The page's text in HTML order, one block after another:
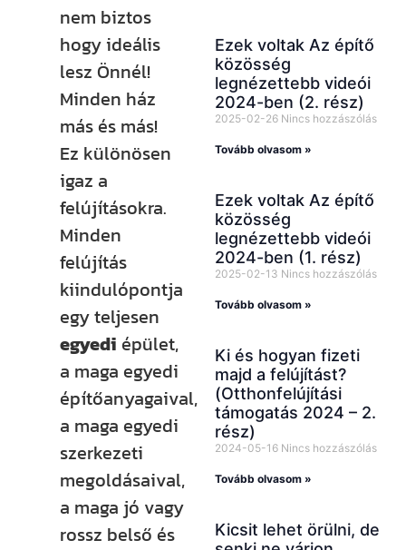
nem biztos
hogy ideális
lesz Önnél!
Minden ház
más és más!
Ez különösen
igaz a
felújításokra.
Minden
felújítás
kiindulópontja
egy teljesen
egyedi épület,
a maga egyedi
építőanyagaival,
a maga egyedi
szerkezeti
megoldásaival,
a maga jó vagy
rossz belső és
Ezek voltak Az építő
közösség
legnézettebb videói
2024-ben (2. rész)
2025-02-26 Nincs hozzászólás
Tovább olvasom »
Ezek voltak Az építő
közösség
legnézettebb videói
2024-ben (1. rész)
2025-02-13 Nincs hozzászólás
Tovább olvasom »
Ki és hogyan fizeti
majd a felújítást?
(Otthonfelújítási
támogatás 2024 – 2.
rész)
2024-05-16 Nincs hozzászólás
Tovább olvasom »
Kicsit lehet örülni, de